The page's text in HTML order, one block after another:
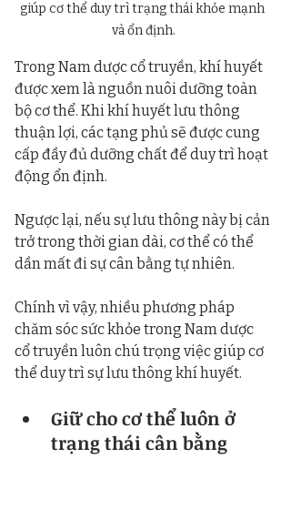
giúp cơ thể duy trì trạng thái khỏe mạnh
và ổn định.
Trong Nam dược cổ truyền, khí huyết
được xem là nguồn nuôi dưỡng toàn
bộ cơ thể. Khi khí huyết lưu thông
thuận lợi, các tạng phủ sẽ được cung
cấp đầy đủ dưỡng chất để duy trì hoạt
động ổn định.
Ngược lại, nếu sự lưu thông này bị cản
trở trong thời gian dài, cơ thể có thể
dần mất đi sự cân bằng tự nhiên.
Chính vì vậy, nhiều phương pháp
chăm sóc sức khỏe trong Nam dược
cổ truyền luôn chú trọng việc giúp cơ
thể duy trì sự lưu thông khí huyết.
Giữ cho cơ thể luôn ở
trạng thái cân bằng